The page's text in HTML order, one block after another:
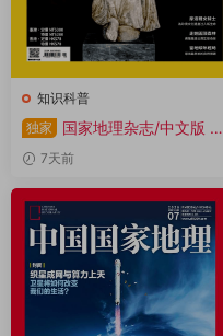
知识科普
独家
国家地理杂志/中文版 20
26年1-12月共12本 PDF
7天前